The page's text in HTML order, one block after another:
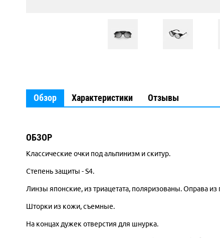
Обзор Характеристики Отзывы
ОБЗОР
Классические очки под альпинизм и скитур.
Степень защиты - S4.
Линзы японские, из триацетата, поляризованы. Оправа
Шторки из кожи, съемные.
На концах дужек отверстия для шнурка.